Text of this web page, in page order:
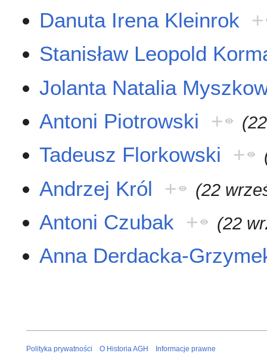
Danuta Irena Kleinrok +
Stanisław Leopold
Jolanta Natalia
Antoni Piotrowski
+
Tadeusz Florkowski +
Andrzej Król + (22
Antoni Czubak + (22
Anna Derdacka-
Polityka prywatności O Historia AGH Informacje prawne